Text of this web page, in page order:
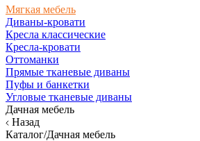
Мягкая мебель
Диваны-кровати
Кресла классические
Кресла-кровати
Оттоманки
Прямые тканевые диваны
Пуфы и банкетки
Угловые тканевые диваны
Дачная мебель
Назад
Каталог/Дачная мебель